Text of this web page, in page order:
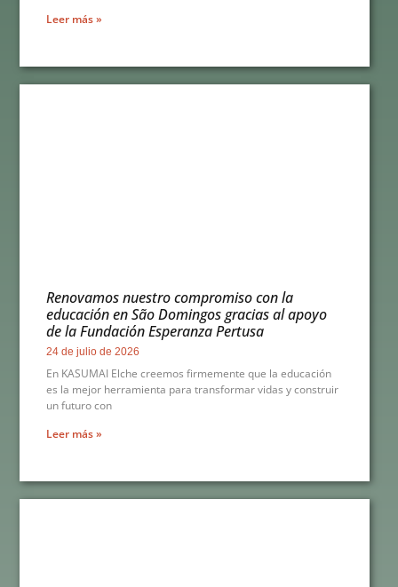
Leer más »
Renovamos nuestro compromiso con la
educación en São Domingos gracias al apoyo
de la Fundación Esperanza Pertusa
24 de julio de 2026
En KASUMAI Elche creemos firmemente que la educación
es la mejor herramienta para transformar vidas y construir
un futuro con
Leer más »